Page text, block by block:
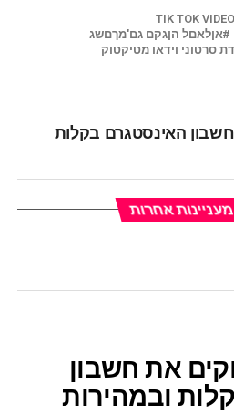
TIK TOK
אןלאםל הןגקם גם'מךםשג
סרטוני וידאו מטיקטוק
האינסטגרם בקלות
אחרות
את חשבון
ובמהירות